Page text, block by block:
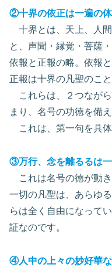
②十界の依正は一遍の体
十界とは、天上、人
と、声聞・縁覚・菩薩
依報と正報の略。依報
正報は十界の凡聖のこと
これらは、２つなが
まり、名号の功徳を備
これは、第一句を具体
③万行、念を離るるは
これは名号の徳が動
一切の凡聖は、あらゆ
らは全く自由になって
証なのです。
④人中の上々の妙好華な